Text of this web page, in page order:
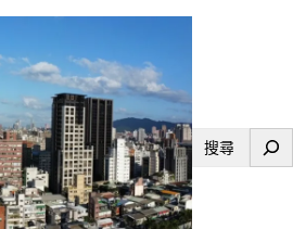
搜